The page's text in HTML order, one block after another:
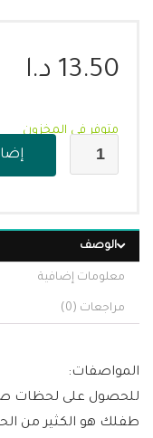
13.50 د.ا
متوفر في المخزون
الوصف
معلومات إضافية
مراجعات (0)
المواصفات:
للحصول على لحظات
طفلك هو الكثير من